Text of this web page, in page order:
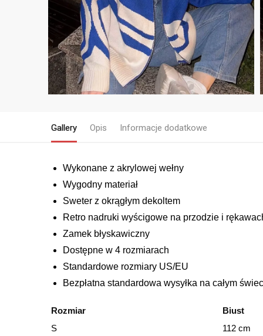
Gallery Opis Informacje dodatkowe
Wykonane z akrylowej wełny
Wygodny materiał
Sweter z okrągłym dekoltem
Retro nadruki wyścigowe na przodzie i
Zamek błyskawiczny
Dostępne w 4 rozmiarach
Standardowe rozmiary US/EU
Bezpłatna standardowa wysyłka na całym
Rozmiar
Biust
S
112 cm